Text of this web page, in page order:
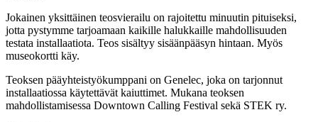
Jokainen yksittäinen teosvierailu on rajoitettu minuutin pituiseksi,
jotta pystymme tarjoamaan kaikille halukkaille mahdollisuuden
testata installaatiota. Teos sisältyy sisäänpääsyn hintaan. Myös
museokortti käy.
Teoksen pääyhteistyökumppani on Genelec, joka on tarjonnut
installaatiossa käytettävät kaiuttimet. Mukana teoksen
mahdollistamisessa Downtown Calling Festival sekä STEK ry.